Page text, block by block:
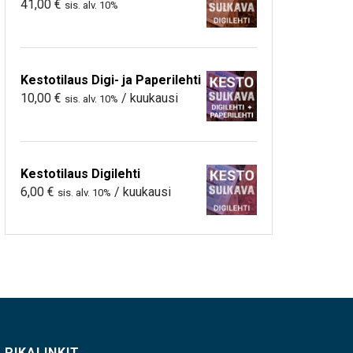
41,00 € sis. alv. 10%
Kestotilaus Digi- ja Paperilehti
10,00 € sis. alv. 10% / kuukausi
Kestotilaus Digilehti
6,00 € sis. alv. 10% / kuukausi